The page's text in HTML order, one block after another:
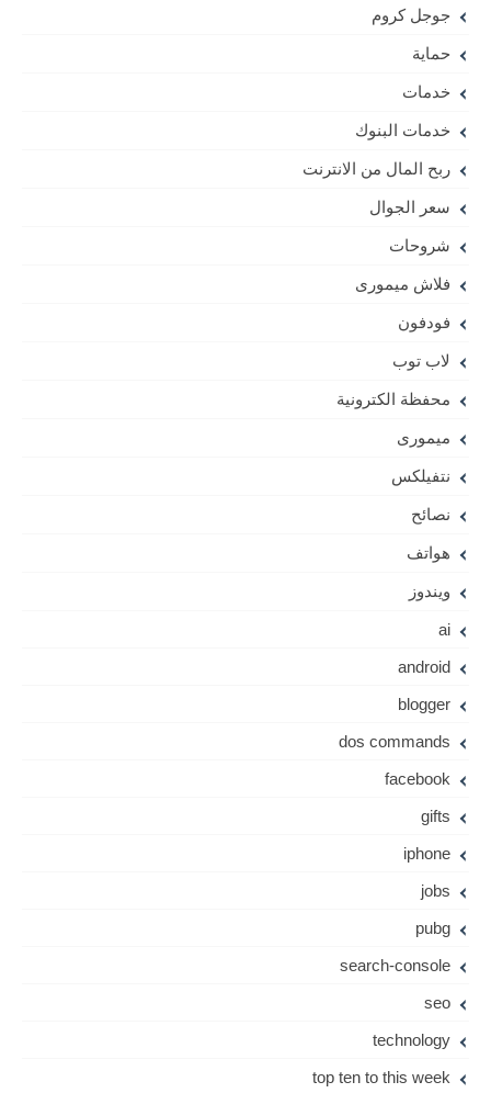
جوجل كروم
حماية
خدمات
خدمات البنوك
ربح المال من الانترنت
سعر الجوال
شروحات
فلاش ميمورى
فودفون
لاب توب
محفظة الكترونية
ميمورى
نتفيلكس
نصائح
هواتف
ويندوز
ai
android
blogger
dos commands
facebook
gifts
iphone
jobs
pubg
search-console
seo
technology
top ten to this week